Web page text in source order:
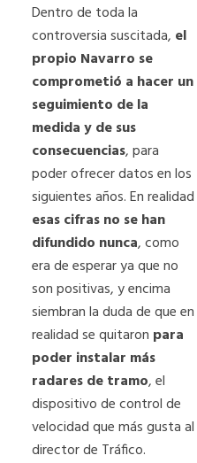
Dentro de toda la
controversia suscitada, el
propio Navarro se
comprometió a hacer un
seguimiento de la
medida y de sus
consecuencias, para
poder ofrecer datos en los
siguientes años. En realidad
esas cifras no se han
difundido nunca, como
era de esperar ya que no
son positivas, y encima
siembran la duda de que en
realidad se quitaron para
poder instalar más
radares de tramo, el
dispositivo de control de
velocidad que más gusta al
director de Tráfico.